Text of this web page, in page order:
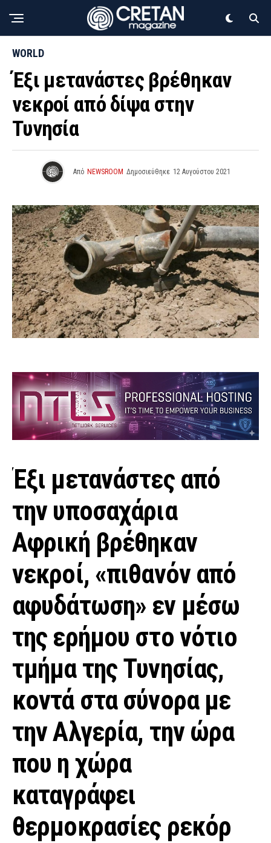
WORLD
Έξι μετανάστες βρέθηκαν
νεκροί από δίψα στην
Τυνησία
Από NEWSROOM Δημοσιεύθηκε 12 Αυγούστου 2021
Έξι μετανάστες από
την υποσαχάρια
Αφρική βρέθηκαν
νεκροί, «πιθανόν από
αφυδάτωση» εν μέσω
της ερήμου στο νότιο
τμήμα της Τυνησίας,
κοντά στα σύνορα με
την Αλγερία, την ώρα
που η χώρα
καταγράφει
θερμοκρασίες ρεκόρ